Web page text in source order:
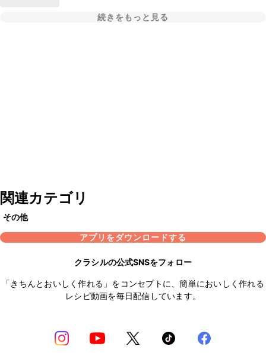
続きをもっと見る
関連カテゴリ
その他
アプリをダウンロードする
クラシルの公式SNSをフォロー
「きちんとおいしく作れる」をコンセプトに、簡単においしく作れる
レシピ動画を毎日配信しています。